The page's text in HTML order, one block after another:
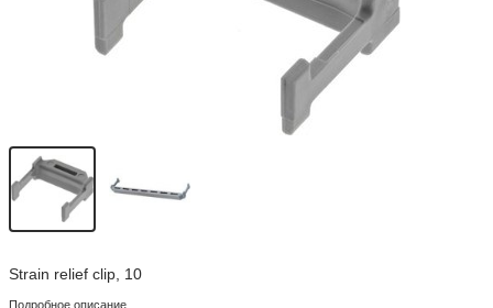
Strain relief clip, 10
Подробное описание